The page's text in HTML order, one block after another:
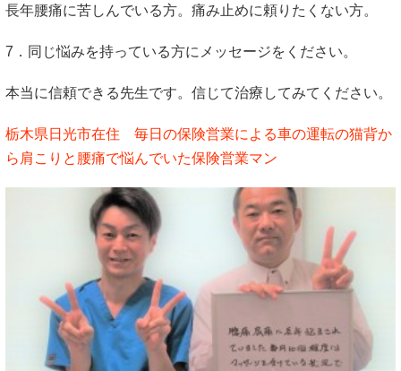
長年腰痛に苦しんでいる方。痛み止めに頼りたくない方。
7．同じ悩みを持っている方にメッセージをください。
本当に信頼できる先生です。信じて治療してみてください。
栃木県日光市在住 毎日の保険営業による車の運転の猫背か
ら肩こりと腰痛で悩んでいた保険営業マン